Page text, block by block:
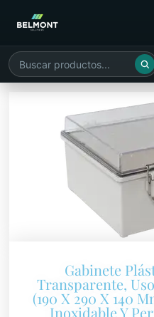
Gabinete
Transparente,
(190 X 290 X 140
Inoxidable Y